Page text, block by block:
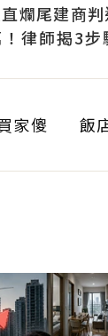
爛尾建商
律師揭3步
家傻
飯